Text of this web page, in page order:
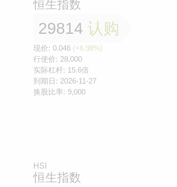
恒生指数
29814 认购
现价: 0.046 (+6.98%)
行使价: 28,000
实际杠杆: 15.6倍
到期日: 2026-11-27
换股比率: 9,000
HSI
恒生指数